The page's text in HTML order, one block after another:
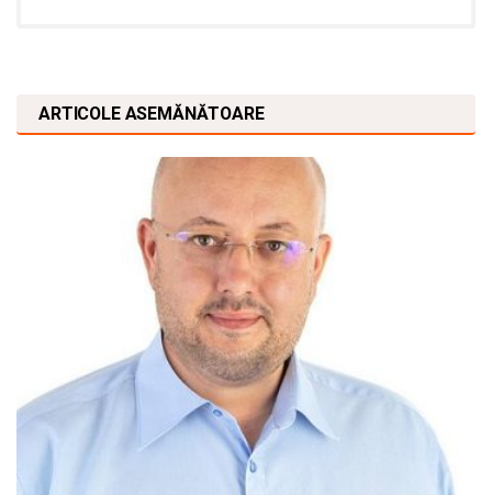
ARTICOLE ASEMĂNĂTOARE